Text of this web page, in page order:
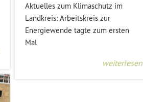
Aktuelles zum Klimaschutz im
Landkreis: Arbeitskreis zur
Energiewende tagte zum ersten
Mal
weiterlesen